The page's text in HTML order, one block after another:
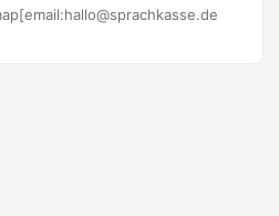
in der Fußgängerzone häufiger.
Israel nicht. Ich mag seine